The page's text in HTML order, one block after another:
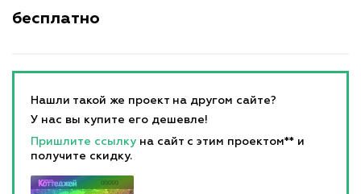
бесплатно
Нашли такой же проект на другом сайте?
У нас вы купите его дешевле!
Пришлите ссылку на сайт с этим проектом** и
получите скидку.